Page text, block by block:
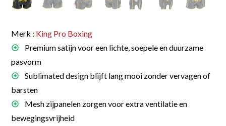
Merk : King Pro Boxing
Premium satijn voor een lichte, soepele en duurzame
pasvorm
Sublimated design blijft lang mooi zonder vervagen of
barsten
Mesh zijpanelen zorgen voor extra ventilatie en
bewegingsvrijheid